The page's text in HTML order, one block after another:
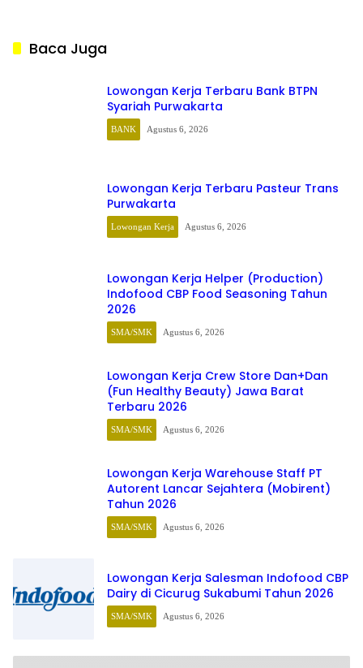
Baca Juga
Lowongan Kerja Terbaru Bank BTPN
Syariah Purwakarta
BANK Agustus 6, 2026
Lowongan Kerja Terbaru Pasteur Trans
Purwakarta
Lowongan Kerja Agustus 6, 2026
Lowongan Kerja Helper (Production)
Indofood CBP Food Seasoning Tahun
2026
SMA/SMK Agustus 6, 2026
Lowongan Kerja Crew Store Dan+Dan
(Fun Healthy Beauty) Jawa Barat
Terbaru 2026
SMA/SMK Agustus 6, 2026
Lowongan Kerja Warehouse Staff PT
Autorent Lancar Sejahtera (Mobirent)
Tahun 2026
SMA/SMK Agustus 6, 2026
Lowongan Kerja Salesman Indofood CBP
Dairy di Cicurug Sukabumi Tahun 2026
SMA/SMK Agustus 6, 2026